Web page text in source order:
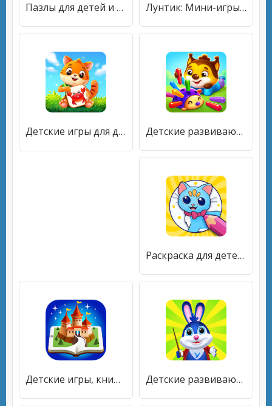
Пазлы для детей и малышей 2-5 . Детские игры пазлы [Много монет] Лунтик: Мини-игры для детей [Много денег]
Детские игры для детей 2－4 ле‪т [Много монет] Детские развивающие игры для детей и малышей 2,3,4 [Много денег]
Раскраска для детей - легкие детские рисовалки [Много монет]
Детские игры, книжки, мультики и сказки для детей. [Много денег] Детские развивающие игры для детей от 2 до 7 лет [Бесплатные покупки]